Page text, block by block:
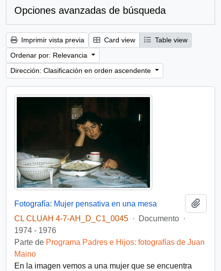
Opciones avanzadas de búsqueda
Imprimir vista previa Card view
Table view
Ordenar por: Relevancia
Dirección: Clasificación en orden ascendente
Fotografía: Mujer pensativa en una mesa
CL CLUAH 4-7-AH_D_C1_0045 · Documento ·
1974 - 1976
Parte de Programa Padres e Hijos: fotografías de Juan
Maino
En la imagen vemos a una mujer que se encuentra